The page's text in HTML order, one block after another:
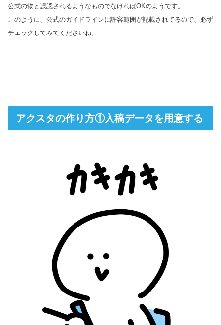
公式の物と誤認されるようなものでなければOKのようです。
このように、公式のガイドラインに許容範囲が記載されてるので、必ず
チェックしてみてくださいね。
アクスタの作り方①入稿データを用意する